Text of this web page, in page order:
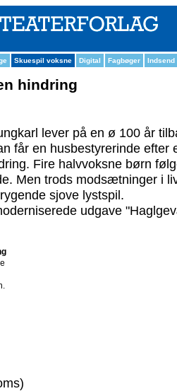
Skuespil voksne Digital Fagbøger Indsend
hindring
lever på en ø 100 år
får en husbestyrerinde efter
Fire halvvoksne børn
Men trods modsætninger i
sjove lystspil.
udgave